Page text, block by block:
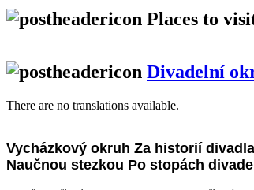
Places to
Divadelní
There are no translations available.
Vycházkový okruh Za historií divadla
Naučnou stezkou Po stopách